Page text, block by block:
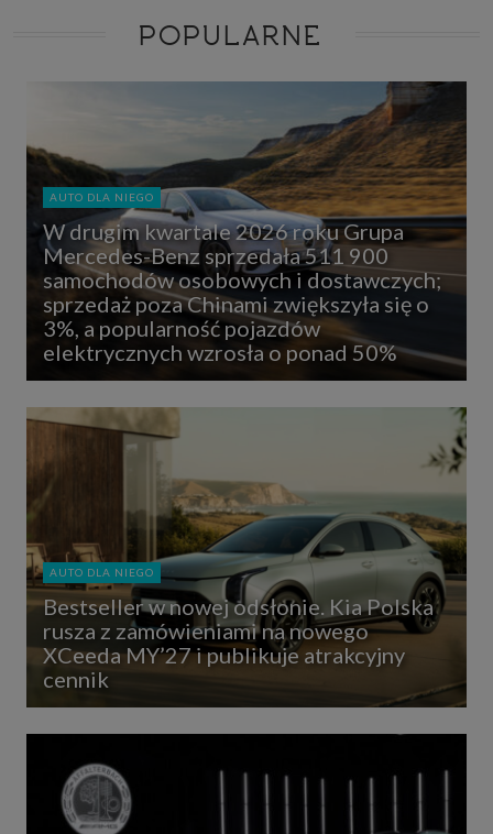
POPULARNE
AUTO DLA NIEGO
W drugim kwartale 2026 roku Grupa
Mercedes-Benz sprzedała 511 900
samochodów osobowych i dostawczych;
sprzedaż poza Chinami zwiększyła się o
3%, a popularność pojazdów
elektrycznych wzrosła o ponad 50%
AUTO DLA NIEGO
Bestseller w nowej odsłonie. Kia Polska
rusza z zamówieniami na nowego
XCeeda MY’27 i publikuje atrakcyjny
cennik